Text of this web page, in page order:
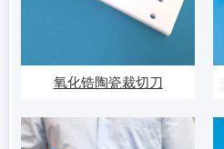
氧化锆陶瓷裁切刀